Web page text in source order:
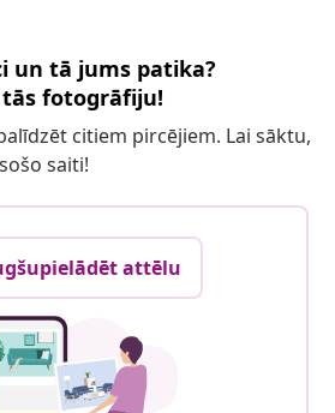
un tā jums patika?
fotogrāfiju!
citiem pircējiem. Lai sāktu,
saiti!
attēlu